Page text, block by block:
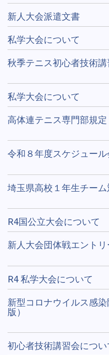
新人大会派遣文書
私学大会について
秋季テニス初心者技術
私学大会について
高体連テニス専門部規
令和８年度スケジュー
埼玉県高校１年生チー
R4国公立大会について
新人大会団体戦エント
R4 私学大会について
新型コロナウイルス感
版）
初心者技術講習会につい